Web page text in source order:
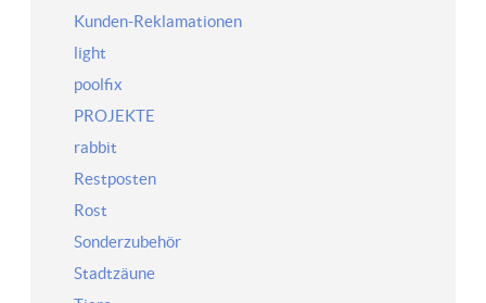
Kunden-Reklamationen
light
poolfix
PROJEKTE
rabbit
Restposten
Rost
Sonderzubehör
Stadtzäune